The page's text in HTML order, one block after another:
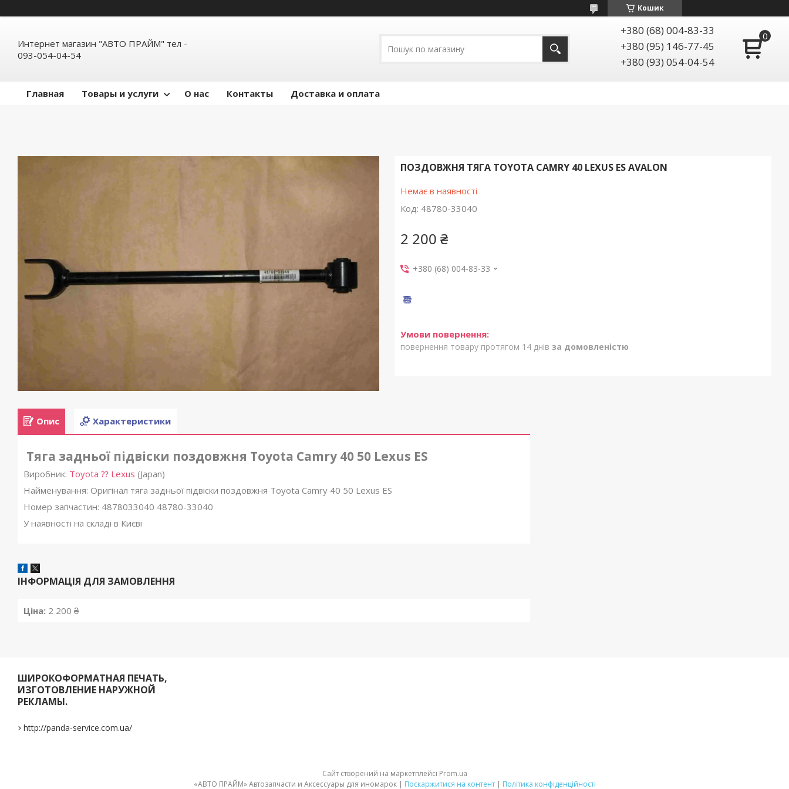
Кошик
Интернет магазин "АВТО ПРАЙМ" тел -
093-054-04-54
+380 (68) 004-83-33
+380 (95) 146-77-45
+380 (93) 054-04-54
Главная Товары и услуги О нас Контакты Доставка и оплата
ПОЗДОВЖНЯ ТЯГА TOYOTA CAMRY 40 LEXUS ES AVALON
Немає в наявності
Код: 48780-33040
2 200 ₴
+380 (68) 004-83-33
повернення товару протягом 14 днів за домовленістю
Опис Характеристики
Тяга задньої підвіски поздовжня Toyota Camry 40 50 Lexus ES
Виробник: Toyota ⁇ Lexus (Japan)
Найменування: Оригінал тяга задньої підвіски поздовжня Toyota Camry 40 50 Lexus ES
Номер запчастин: 4878033040 48780-33040
У наявності на складі в Києві
ІНФОРМАЦІЯ ДЛЯ ЗАМОВЛЕННЯ
Ціна: 2 200 ₴
ШИРОКОФОРМАТНАЯ ПЕЧАТЬ,
ИЗГОТОВЛЕНИЕ НАРУЖНОЙ
РЕКЛАМЫ.
http://panda-service.com.ua/
Сайт створений на маркетплейсі Prom.ua
«АВТО ПРАЙМ» Автозапчасти и Аксессуары для иномарок | Поскаржитися на контент | Політика конфіденційності